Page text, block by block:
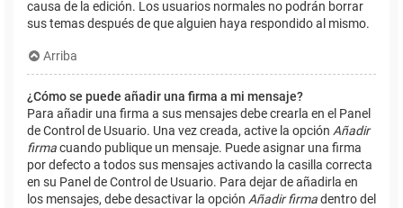
causa de la edición. Los usuarios normales no podrán borrar
sus temas después de que alguien haya respondido al mismo.
Arriba
¿Cómo se puede añadir una firma a mi mensaje?
Para añadir una firma a sus mensajes debe crearla en el Panel
de Control de Usuario. Una vez creada, active la opción Añadir
firmacuando publique un mensaje. Puede asignar una firma
por defecto a todos sus mensajes activando la casilla correcta
en su Panel de Control de Usuario. Para dejar de añadirla en
los mensajes, debe desactivar la opción Añadir firmadentro del